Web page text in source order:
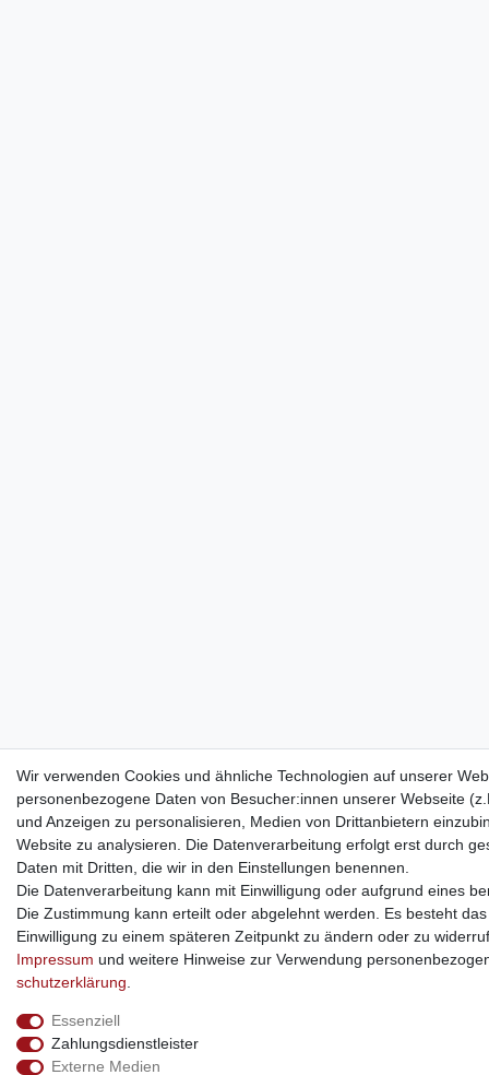
Wir verwenden Cookies und ähnliche Technologien auf unserer
personenbezogene Daten von Besucher:innen unserer Webseite
und Anzeigen zu personalisieren, Medien von Drittanbietern
Website zu analysieren. Die Datenverarbeitung erfolgt erst durch
Daten mit Dritten, die wir in den Einstellungen benennen.
Die Datenverarbeitung kann mit Einwilligung oder aufgrund eines
Die Zustimmung kann erteilt oder abgelehnt werden. Es besteht
Einwilligung zu einem späteren Zeitpunkt zu ändern oder zu
Impressum und weitere Hinweise zur Verwendung
schutz­erklärung
Essenziell
Zahlungsdienstleister
Externe Medien